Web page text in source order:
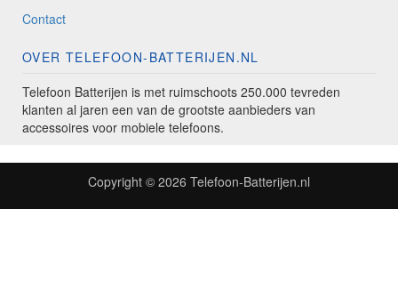
Contact
OVER TELEFOON-BATTERIJEN.NL
Telefoon Batterijen is met ruimschoots 250.000 tevreden
klanten al jaren een van de grootste aanbieders van
accessoires voor mobiele telefoons.
Copyright © 2026 Telefoon-Batterijen.nl